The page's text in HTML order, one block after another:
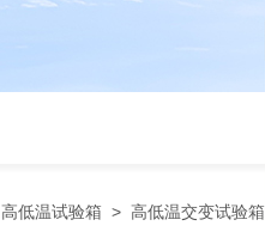
高低温试验箱 > 高低温交变试验箱